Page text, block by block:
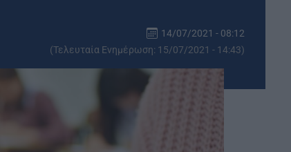
14/07/2021 - 08:12
(Τελευταία Ενημέρωση: 15/07/2021 - 14:43)